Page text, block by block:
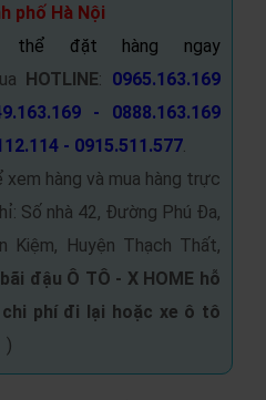
phố Hà Nội
thể đặt hàng ngay
HOTLINE: 0965.163.169
- 0888.163.169
- 0915.511.577
hàng và mua hàng trực
Số nhà 42, Đường Phú Đa,
Kiệm, Huyện Thạch Thất,
đậu Ô TÔ - X HOME hỗ
phí đi lại hoặc xe ô tô
)